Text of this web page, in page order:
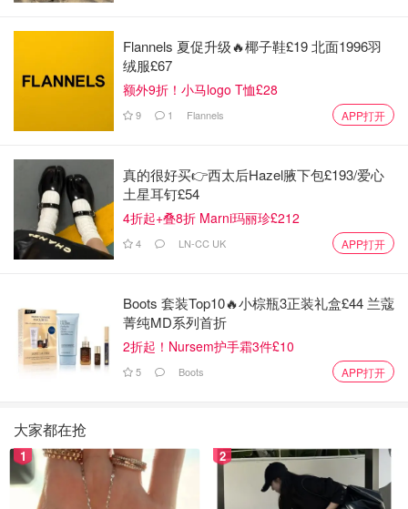
Flannels 夏促升级🔥椰子鞋£19 北面1996羽
绒服£67
额外9折！小马logo T恤£28
9 1 Flannels APP打开
真的很好买👉西太后Hazel腋下包£193/爱心
土星耳钉£54
4折起+叠8折 Marni玛丽珍£212
4 LN-CC UK APP打开
Boots 套装Top10🔥小棕瓶3正装礼盒£44 兰蔻
菁纯MD系列首折
2折起！Nursem护手霜3件£10
5 Boots APP打开
大家都在抢
1 2